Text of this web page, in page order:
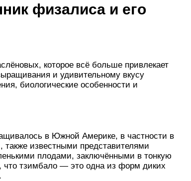
физалиса и его
которое всё больше привлекает
и удивительному вкусу
биологические особенности и
в Южной Америке, в частности в
известными представителями
плодами, заключёнными в тонкую
тзимбало — это одна из форм диких